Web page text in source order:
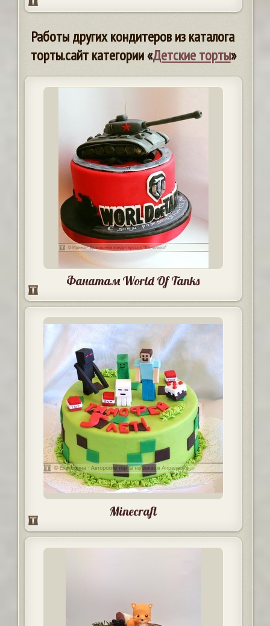
Работы других кондитеров из каталога
торты.сайт категории «Детские торты»
Фанатам World Of Tanks
Minecraft